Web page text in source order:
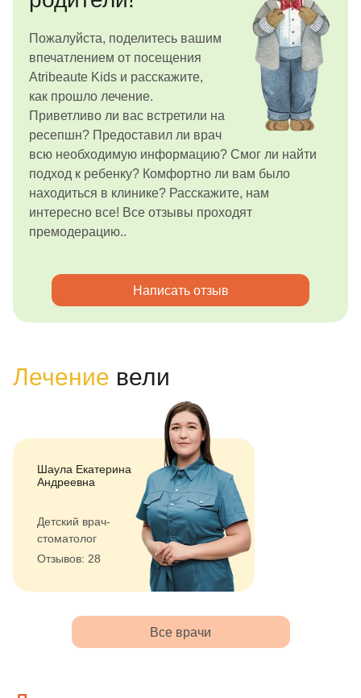
Пожалуйста, поделитесь вашим
впечатлением от посещения
Atribeaute Kids и расскажите,
как прошло лечение.
Приветливо ли вас встретили на
ресепшн? Предоставил ли врач
всю необходимую информацию? Смог ли найти
подход к ребенку? Комфортно ли вам было
находиться в клинике? Расскажите, нам
интересно все! Все отзывы проходят
премодерацию..
Написать отзыв
Лечение вели
Шаула Екатерина
Андреевна
Детский врач-
стоматолог
Отзывов: 28
Все врачи